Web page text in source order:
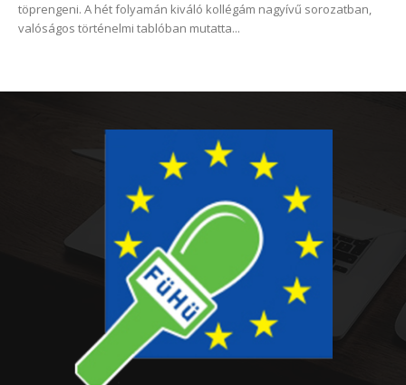
töprengeni. A hét folyamán kiváló kollégám nagyívű sorozatban,
valóságos történelmi tablóban mutatta...